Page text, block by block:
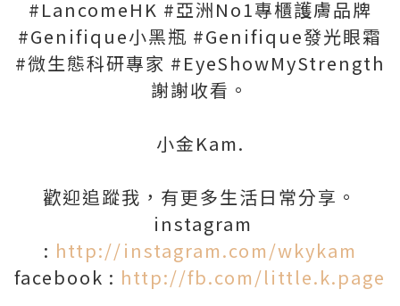
#LancomeHK #亞洲No1專櫃護膚品牌
#Genifique小黑瓶 #Genifique發光眼霜
#微生態科研專家 #EyeShowMyStrength
謝謝收看。
小金Kam.
歡迎追蹤我，有更多生活日常分享。
instagram
: http://instagram.com/wkykam
facebook : http://fb.com/little.k.page